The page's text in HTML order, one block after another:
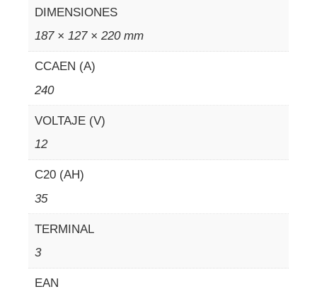
DIMENSIONES
187 × 127 × 220 mm
CCAEN (A)
240
VOLTAJE (V)
12
C20 (AH)
35
TERMINAL
3
EAN